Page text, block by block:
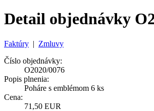
Detail objednávky
Faktúry | Zmluvy
Číslo objednávky:
O2020/0076
Popis plnenia:
Poháre s emblémom 6 ks
Cena:
71,50 EUR